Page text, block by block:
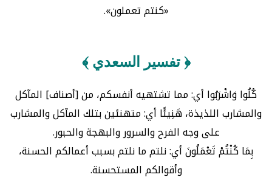
«كنتم تعملون».
﴿ تفسير السعدي ﴾
كُلُوا وَاشْرَبُوا أي: مما تشتهيه أنفسكم، من [أصناف] المآكل
والمشارب اللذيذة، هَنِيئًا أي: متهنئين بتلك المآكل والمشارب
على وجه الفرح والسرور والبهجة والحبور.
بِمَا كُنْتُمْ تَعْمَلُونَ أي: نلتم ما نلتم بسبب أعمالكم الحسنة،
وأقوالكم المستحسنة.